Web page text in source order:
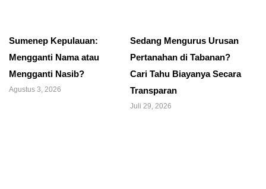
Sumenep Kepulauan:
Mengganti Nama atau
Mengganti Nasib?
Agustus 3, 2026
Sedang Mengurus Urusan
Pertanahan di Tabanan?
Cari Tahu Biayanya Secara
Transparan
Juli 29, 2026